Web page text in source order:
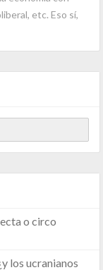
etc. Eso sí,
o circo
los ucranianos